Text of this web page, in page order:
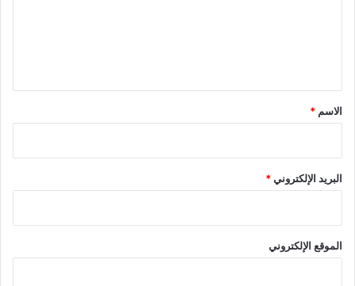
*
الاسم *
البريد الإلكتروني*
الموقع الإلكتروني